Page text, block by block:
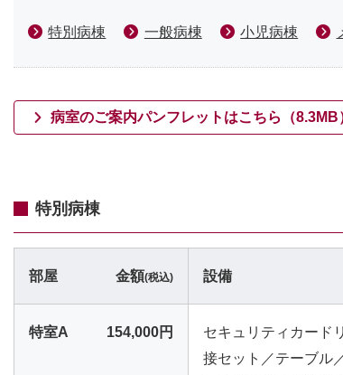
特別病棟 一般病棟 小児病棟
病室のご案内パンフレットはこちら（8.3MB
特別病棟
部屋 金額(税込) 設備
特室A 154,000円
セキュリティカード
接セット／テーブル